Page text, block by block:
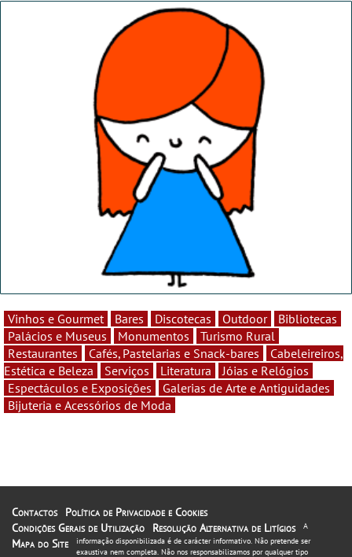
Vinhos e Gourmet Bares Discotecas Outdoor
Bibliotecas
Palácios e Museus
Monumentos
Turismo Rural
Restaurantes
Cafés, Pastelarias e Snack-bares
Cabeleireiros,
Estética e Beleza
Serviços Literatura
Jóias e Relógios
Espectáculos e Exposições
Galerias de Arte e Antiguidades
Bijuteria e Acessórios de Moda
Contactos
Política de Privacidade e Cookies
Condições Gerais de Utilização
Resolução Alternativa de Litígios
Mapa do Site
A
informação disponibilizada é de carácter informativo. Não pretende ser
exaustiva nem completa. Não nos responsabilizamos por qualquer tipo